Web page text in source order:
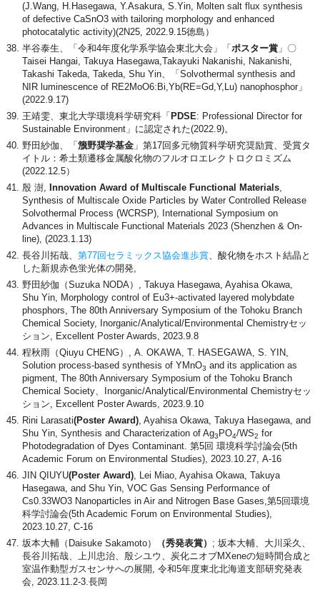
(J.Wang, H.Hasegawa, Y.Asakura, S.Yin, Molten salt flux synthesis
of defective CaSnO3 with tailoring morphology and enhanced
photocatalytic activity)(2N25, 2022.9.15徳島）
半谷泰生、「令和4年度化学系学協会東北大会」「ポスター賞 」〇
Taisei Hangai, Takuya Hasegawa,Takayuki Nakanishi, Nakanishi,
Takashi Takeda, Takeda, Shu Yin、「Solvothermal synthesis and
NIR luminescence of RE2MoO6:Bi,Yb(RE=Gd,Y,Lu) nanophosphor」
(2022.9.17)
王靖雯、東北大学環境科学研究科「 PDSE: Professional Director for
Sustainable Environment」に認定された(2022.9)。
野田紗伽、「籏野奨学基金 」第17回多元物質科学研究奨励賞、受賞タ
イトル：希土類遷移金属酸化物のフルオロエレクトロクロミズム
(2022.12.5）
殷 澍, Innovation Award of Multiscale Functional Materials,
Synthesis of Multiscale Oxide Particles by Water Controlled Release
Solvothermal Process (WCRSP), International Symposium on
Advances in Multiscale Functional Materials 2023 (Shenzhen & On-
line), (2023.1.13)
長谷川拓哉、第77回セラミックス協会進歩賞、酸化物をホスト結晶と
した新規赤色蛍光体の開発,
野田紗伽（Suzuka NODA）, Takuya Hasegawa, Ayahisa Okawa,
Shu Yin, Morphology control of Eu3+-activated layered molybdate
phosphors, The 80th Anniversary Symposium of the Tohoku Branch
Chemical Society, Inorganic/Analytical/Environmental Chemistryセッ
ション, Excellent Poster Awards, 2023.9.8
程秋雨（Qiuyu CHENG）, A. OKAWA, T. HASEGAWA, S. YIN,
Solution process-based synthesis of YMnO3 and its application as
pigment, The 80th Anniversary Symposium of the Tohoku Branch
Chemical Society、Inorganic/Analytical/Environmental Chemistryセッ
ション, Excellent Poster Awards, 2023.9.10
Rini Larasati(Poster Award), Ayahisa Okawa, Takuya Hasegawa, and
Shu Yin, Synthesis and Characterization of Ag3 PO4/WS2 for
Photodegradation of Dyes Contaminant. 第5回 環境科学討論会(5th
Academic Forum on Environmental Studies), 2023.10.27, A-16
JIN QIUYU(Poster Award), Lei Miao, Ayahisa Okawa, Takuya
Hasegawa, and Shu Yin, VOC Gas Sensing Performance of
Cs0.33WO3 Nanoparticles in Air and Nitrogen Base Gases,第5回環境
科学討論会(5th Academic Forum on Environmental Studies),
2023.10.27, C-16
坂本大輔（Daisuke Sakamoto）
（秀発表賞） ; 坂本大輔、大川采久、
長谷川拓哉、上川忠治、殷シユウ、炭化ニオブMXeneの短時間合成と
室温作動型ガスセンサへの展開, 令和5年度東北北海道支部研究発表
会, 2023.11.2-3.長岡